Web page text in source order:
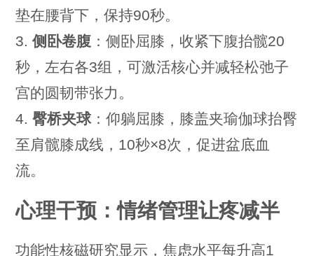
垫在腰背下，保持90秒。
3.侧卧卷腹 ：侧卧屈膝，收紧下腹抬髋20
秒，左右各3组，可激活核心并减轻松弛子
宫的圆韧带张力。
4.臀桥夹球：仰躺屈膝，膝盖夹瑜伽球抬臀
至肩髋膝成线，10秒×8次，促进盆底血
流。
心理干预：情绪管理让疼减半
功能性核磁研究显示，焦虑水平每升高1